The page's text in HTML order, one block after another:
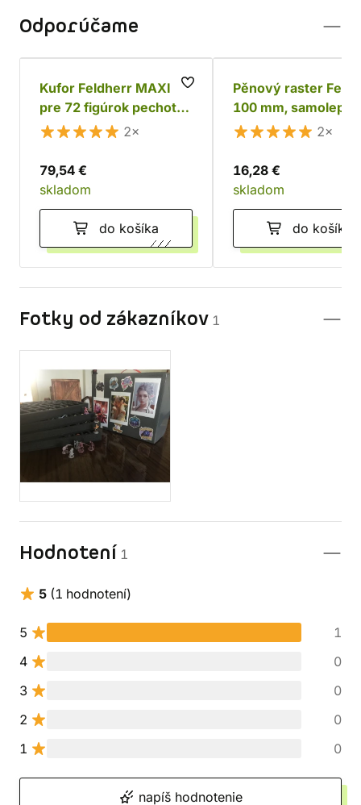
Odporúčame
Kufor Feldherr MAXI
pre 72 figúrok pechoty
+ tanky a monštrá
2×
79,54 €
skladom
do košíka
Pěnový raster
100 mm, samolepící
2×
16,28 €
skladom
do košíka
Fotky od zákazníkov 1
Hodnotení 1
5 (1 hodnotení)
5
1
4
0
3
0
2
0
1
0
napíš hodnotenie